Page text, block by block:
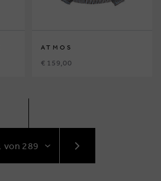
ATMOS
€ 159,00
NÄCHSTE